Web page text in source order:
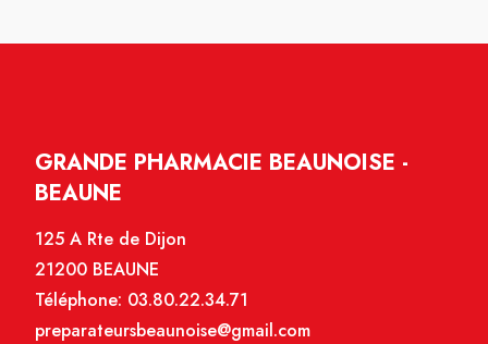
GRANDE PHARMACIE BEAUNOISE -
BEAUNE
125 A Rte de Dijon
21200 BEAUNE
Téléphone: 03.80.22.34.71
preparateursbeaunoise@gmail.com